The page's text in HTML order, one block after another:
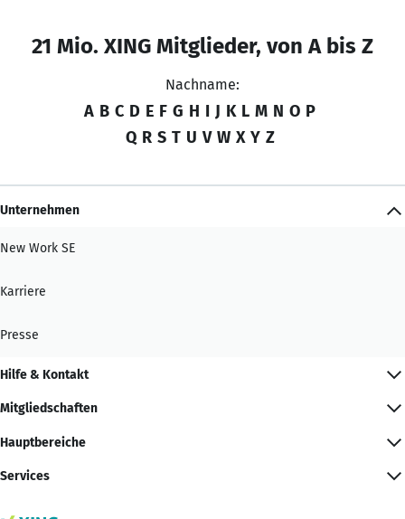
21 Mio. XING Mitglieder, von A bis Z
Nachname:
A B C D E F G H I J K L M N O P
Q R S T U V W X Y Z
Unternehmen
New Work SE
Karriere
Presse
Hilfe & Kontakt
Mitgliedschaften
Hauptbereiche
Services